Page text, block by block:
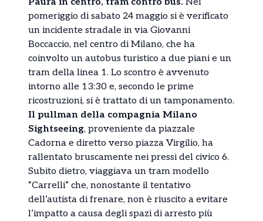
pomeriggio di sabato 24 maggio si è verificato
un incidente stradale in via Giovanni
Boccaccio, nel centro di Milano, che ha
coinvolto un autobus turistico a due piani e un
tram della linea 1. Lo scontro è avvenuto
intorno alle 13:30 e, secondo le prime
ricostruzioni, si è trattato di un tamponamento.
Il pullman della compagnia Milano
Sightseeing, proveniente da piazzale
Cadorna e diretto verso piazza Virgilio, ha
rallentato bruscamente nei pressi del civico 6.
Subito dietro, viaggiava un tram modello
“Carrelli” che, nonostante il tentativo
dell’autista di frenare, non è riuscito a evitare
l’impatto a causa degli spazi di arresto più